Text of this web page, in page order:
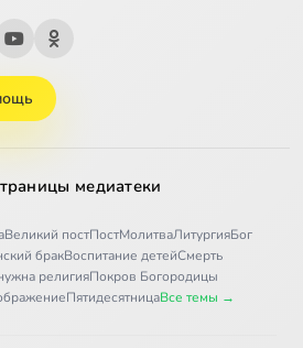
медиатеки
Великий постПостМолитваЛитургияБог
бракВоспитание детейСмерть
религияПокров Богородицы
ПятидесятницаВсе темы →